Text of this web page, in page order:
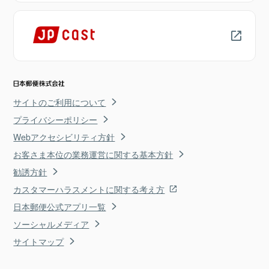
サイトのご利用について
プライバシーポリシー
Webアクセシビリティ方針
お客さま本位の業務運営に関する基本方針
勧誘方針
カスタマーハラスメントに関する考え方
日本郵便公式アプリ一覧
ソーシャルメディア
サイトマップ